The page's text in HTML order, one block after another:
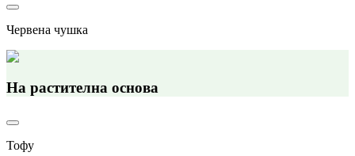
Червена чушка
На растителна основа
Тофу